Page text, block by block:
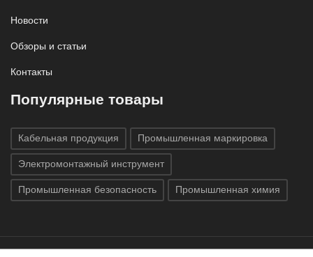
Новости
Обзоры и статьи
Контакты
Популярные товары
Кабельная продукция Промышленная маркировка
Электромонтажный инструмент
Промышленная безопасность Промышленная химия